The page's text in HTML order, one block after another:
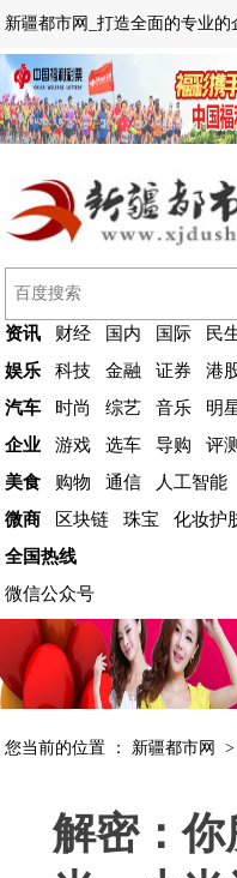
新疆都市网_打造全面的专业的
资讯 财经 国内 国际 民
娱乐
科技 金融 证券 港
汽车
时尚 综艺 音乐 明
企业
游戏 选车 导购 评测
美食
购物 通信 人工智能
微商
区块链 珠宝 化妆护
全国热线
微信公众号
您当前的位置 ： 新疆都市网 >
解密：